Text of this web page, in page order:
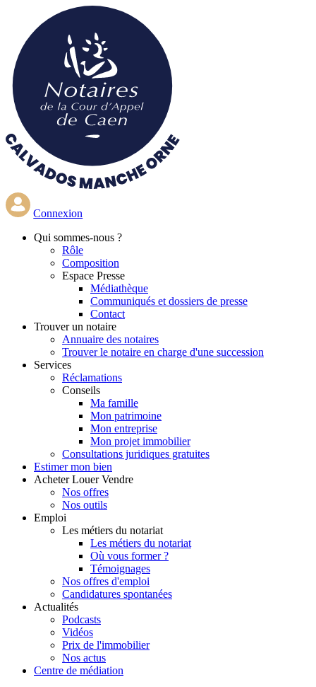
contenu
principal
Connexion
Qui sommes-nous ?
Rôle
Composition
Espace Presse
Médiathèque
Communiqués et dossiers de presse
Contact
Trouver un notaire
Annuaire des notaires
Trouver le notaire en charge d'une succession
Services
Réclamations
Conseils
Ma famille
Mon patrimoine
Mon entreprise
Mon projet immobilier
Consultations juridiques gratuites
Estimer mon bien
Acheter Louer Vendre
Nos offres
Nos outils
Emploi
Les métiers du notariat
Les métiers du notariat
Où vous former ?
Témoignages
Nos offres d'emploi
Candidatures spontanées
Actualités
Podcasts
Vidéos
Prix de l'immobilier
Nos actus
Centre de médiation